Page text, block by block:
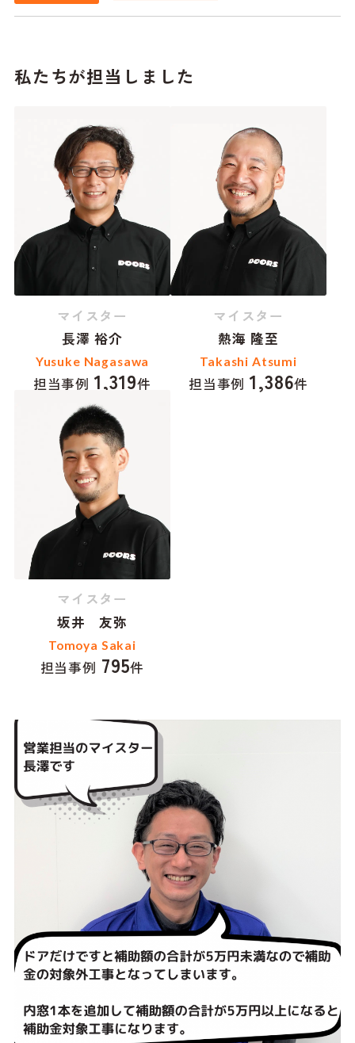
私たちが担当しました
マイスター
長澤 裕介
Yusuke Nagasawa
担当事例 1,319件
マイスター
熱海 隆至
Takashi Atsumi
担当事例 1,386件
マイスター
坂井 友弥
Tomoya Sakai
担当事例 795件